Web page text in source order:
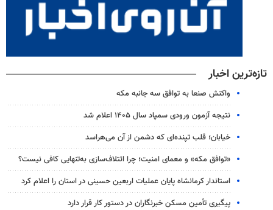
تازه‌ترین اخبار
واکنش صنعا به توافق سه جانبه مکه
نتیجه آزمون ورودی سمپاد سال ۱۴۰۵ اعلام شد
خیابان؛ قلب تپنده‌ای که دشمن از آن می‌هراسد
«توافق مکه» و معمای امنیت؛ چرا ائتلاف‌سازی به‌تنهایی کافی نیست؟
استاندار کرمانشاه پایان عملیات اربعین حسینی در استان را اعلام کرد
پیگیری تأمین مسکن خبرنگاران در دستور کار قرار دارد